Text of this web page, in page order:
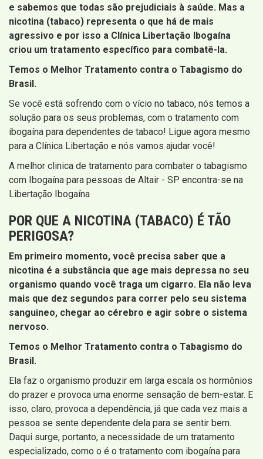
e sabemos que todas são prejudiciais à saúde. Mas a
nicotina (tabaco) representa o que há de mais
agressivo e por isso a Clínica Libertação Ibogaína
criou um tratamento específico para combatê-la.
Temos o Melhor Tratamento contra o Tabagismo do
Brasil.
Se você está sofrendo com o vício no tabaco, nós temos a
solução para os seus problemas, com o tratamento com
ibogaína para dependentes de tabaco! Ligue agora mesmo
para a Clínica Libertação e nós vamos ajudar você!
A melhor clinica de tratamento para combater o tabagismo
com Ibogaína para pessoas de Altair - SP encontra-se na
Libertação Ibogaína
POR QUE A NICOTINA (TABACO) É TÃO
PERIGOSA?
Em primeiro momento, você precisa saber que a
nicotina é a substância que age mais depressa no seu
organismo quando você traga um cigarro. Ela não leva
mais que dez segundos para correr pelo seu sistema
sanguineo, chegar ao cérebro e agir sobre o sistema
nervoso.
Temos o Melhor Tratamento contra o Tabagismo do
Brasil.
Ela faz o organismo produzir em larga escala os hormônios
do prazer e provoca uma enorme sensação de bem-estar. E
isso, claro, provoca a dependência, já que cada vez mais a
pessoa se sente dependente dela para se sentir bem.
Daqui surge, portanto, a necessidade de um tratamento
especializado, como o é o tratamento com ibogaína para